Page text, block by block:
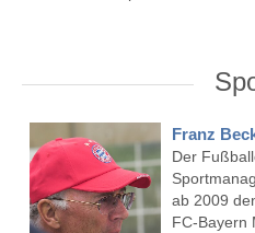
Franz
Der
ab 2009
FC-Bayern